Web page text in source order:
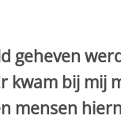
geheven
kwam bij mij
mensen